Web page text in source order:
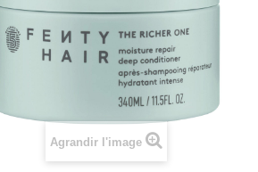
Agrandir l'image